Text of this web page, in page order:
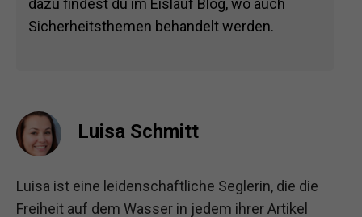
dazu findest du im Eislauf Blog, wo auch
Sicherheitsthemen behandelt werden.
Luisa Schmitt
Luisa ist eine leidenschaftliche Seglerin, die die
Freiheit auf dem Wasser in jedem ihrer Artikel